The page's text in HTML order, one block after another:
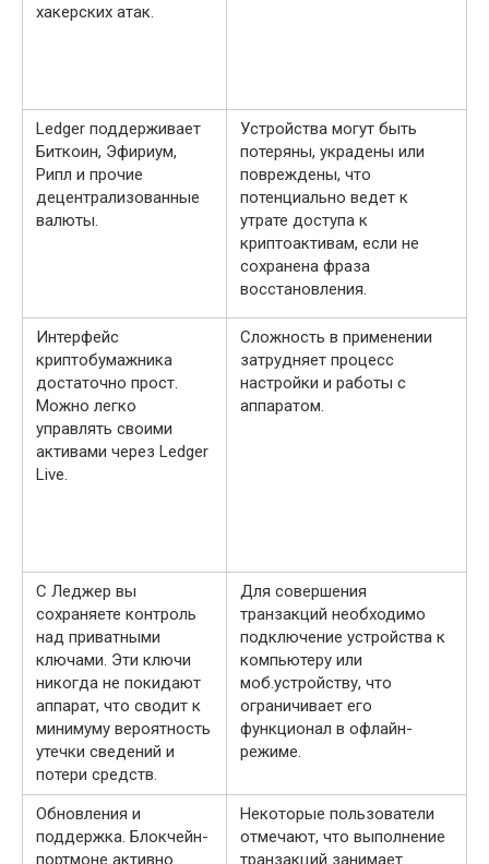
хакерских атак.
Ledger поддерживает
Биткоин, Эфириум,
Рипл и прочие
децентрализованные
валюты.
Устройства могут быть
потеряны, украдены или
повреждены, что
потенциально ведет к
утрате доступа к
криптоактивам, если не
сохранена фраза
восстановления.
Интерфейс
криптобумажника
достаточно прост.
Можно легко
управлять своими
активами через Ledger
Live.
Сложность в применении
затрудняет процесс
настройки и работы с
аппаратом.
С Леджер вы
сохраняете контроль
над приватными
ключами. Эти ключи
никогда не покидают
аппарат, что сводит к
минимуму вероятность
утечки сведений и
потери средств.
Для совершения
транзакций необходимо
подключение устройства к
компьютеру или
моб.устройству, что
ограничивает его
функционал в офлайн-
режиме.
Обновления и
поддержка. Блокчейн-
портмоне активно
Некоторые пользователи
отмечают, что выполнение
транзакций занимает